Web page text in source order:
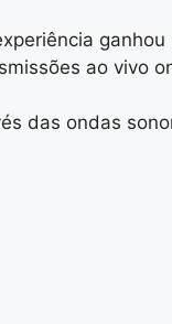
ao vivo
das ondas